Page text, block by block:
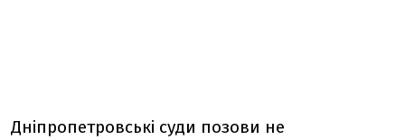
Дніпропетровські суди позови не